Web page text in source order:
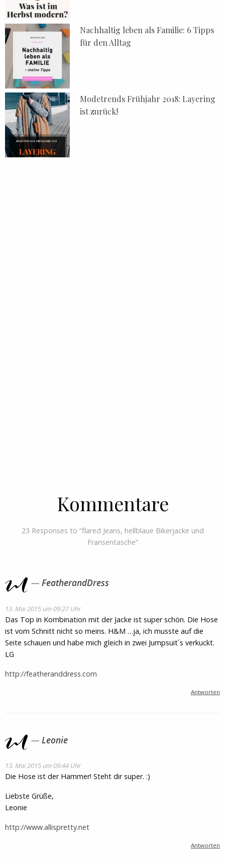
Nachhaltig leben als Familie: 6 Tipps
für den Alltag
Modetrends Frühjahr 2018: Layering
ist zurück!
Kommentare
23 Responses to “flared Jeans, hellblaue Bikerjacke und
Fransentasche”
FeatherandDress
13. Mai 2015 um 09:27 Uhr
Das Top in Kombination mit der Jacke ist super schön. Die Hose
ist vom Schnitt nicht so meins. H&M …ja, ich musste auf die
Seite schauen und habe mich gleich in zwei Jumpsuit´s verkuckt.
LG
http://featheranddress.com
Antworten
Leonie
13. Mai 2015 um 09:44 Uhr
Die Hose ist der Hammer! Steht dir super. :)
Liebste Grüße,
Leonie
http://www.allispretty.net
Antworten